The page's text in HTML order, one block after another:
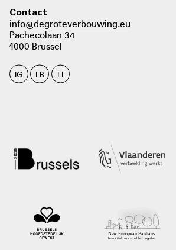
foto: Stad Antwerpen, Antwerpen
Contact
info@degroteverbouwing.eu
Pachecolaan 34
1000 Brussel
IG FB LI